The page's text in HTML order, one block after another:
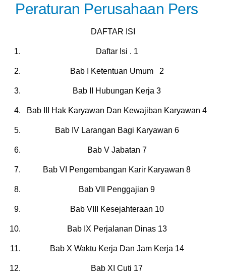
Peraturan Perusahaan Pers
DAFTAR ISI
Daftar Isi . 1
Bab I Ketentuan Umum 2
Bab II Hubungan Kerja 3
Bab III Hak Karyawan Dan Kewajiban Karyawan 4
Bab IV Larangan Bagi Karyawan 6
Bab V Jabatan 7
Bab VI Pengembangan Karir Karyawan 8
Bab VII Penggajian 9
Bab VIII Kesejahteraan 10
Bab IX Perjalanan Dinas 13
Bab X Waktu Kerja Dan Jam Kerja 14
Bab XI Cuti 17